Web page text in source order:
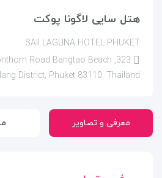
هتل سایی لاگونا پوکت
SAII LAGUNA HOTEL PHUKET
Road Bangtao Beach
District, Phuket 83110, Thailand
معرفی و تصاویر